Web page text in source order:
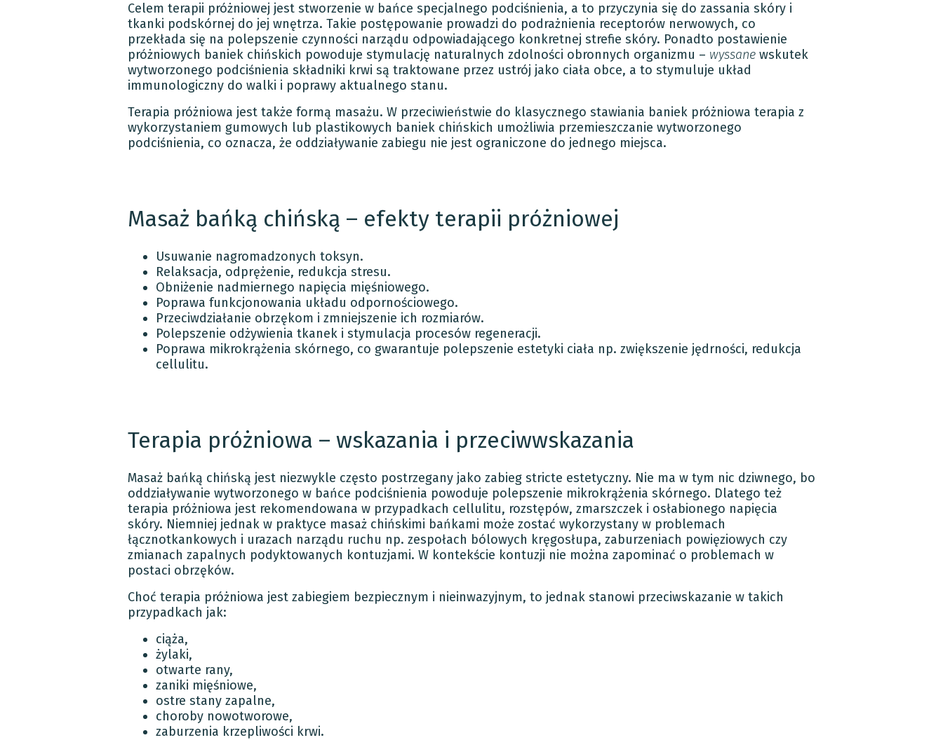
Celem terapii próżniowej jest stworzenie w bańce specjalnego podciśnienia, a to przyczynia się do zassania skóry i
tkanki podskórnej do jej wnętrza. Takie postępowanie prowadzi do podrażnienia receptorów nerwowych, co
przekłada się na polepszenie czynności narządu odpowiadającego konkretnej strefie skóry. Ponadto postawienie
próżniowych baniek chińskich powoduje stymulację naturalnych zdolności obronnych organizmu – wyssane wskutek
wytworzonego podciśnienia składniki krwi są traktowane przez ustrój jako ciała obce, a to stymuluje układ
immunologiczny do walki i poprawy aktualnego stanu.
Terapia próżniowa jest także formą masażu. W przeciwieństwie do klasycznego stawiania baniek próżniowa terapia z
wykorzystaniem gumowych lub plastikowych baniek chińskich umożliwia przemieszczanie wytworzonego
podciśnienia, co oznacza, że oddziaływanie zabiegu nie jest ograniczone do jednego miejsca.
Masaż bańką chińską – efekty terapii próżniowej
Usuwanie nagromadzonych toksyn.
Relaksacja, odprężenie, redukcja stresu.
Obniżenie nadmiernego napięcia mięśniowego.
Poprawa funkcjonowania układu odpornościowego.
Przeciwdziałanie obrzękom i zmniejszenie ich rozmiarów.
Polepszenie odżywienia tkanek i stymulacja procesów regeneracji.
Poprawa mikrokrążenia skórnego, co gwarantuje polepszenie estetyki ciała np. zwiększenie jędrności, redukcja
cellulitu.
Terapia próżniowa – wskazania i przeciwwskazania
Masaż bańką chińską jest niezwykle często postrzegany jako zabieg stricte estetyczny. Nie ma w tym nic dziwnego, bo
oddziaływanie wytworzonego w bańce podciśnienia powoduje polepszenie mikrokrążenia skórnego. Dlatego też
terapia próżniowa jest rekomendowana w przypadkach cellulitu, rozstępów, zmarszczek i osłabionego napięcia
skóry. Niemniej jednak w praktyce masaż chińskimi bańkami może zostać wykorzystany w problemach
łącznotkankowych i urazach narządu ruchu np. zespołach bólowych kręgosłupa, zaburzeniach powięziowych czy
zmianach zapalnych podyktowanych kontuzjami. W kontekście kontuzji nie można zapominać o problemach w
postaci obrzęków.
Choć terapia próżniowa jest zabiegiem bezpiecznym i nieinwazyjnym, to jednak stanowi przeciwskazanie w takich
przypadkach jak:
ciąża,
żylaki,
otwarte rany,
zaniki mięśniowe,
ostre stany zapalne,
choroby nowotworowe,
zaburzenia krzepliwości krwi.